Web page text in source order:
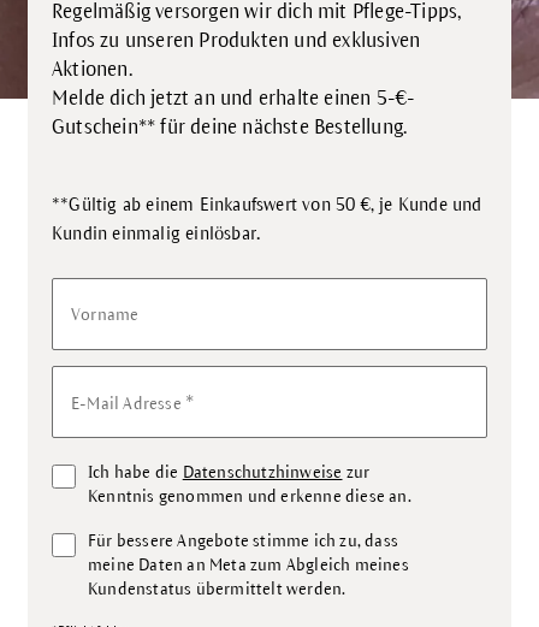
Regelmäßig versorgen wir dich mit Pflege-Tipps,
Infos zu unseren Produkten und exklusiven
Aktionen.
Melde dich jetzt an und erhalte einen 5-€-
Gutschein** für deine nächste Bestellung.
**Gültig ab einem Einkaufswert von 50 €, je Kunde und
Kundin einmalig einlösbar.
Vorname
E-Mail Adresse *
Ich habe die Datenschutzhinweise zur
Kenntnis genommen und erkenne diese an.
Für bessere Angebote stimme ich zu, dass
meine Daten an Meta zum Abgleich meines
Kundenstatus übermittelt werden.